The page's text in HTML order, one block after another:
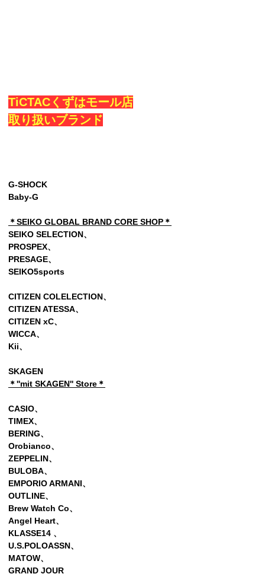
TiCTACくずはモール店
取り扱いブランド
G-SHOCK
Baby-G
＊SEIKO GLOBAL BRAND CORE SHOP＊
SEIKO SELECTION、
PROSPEX、
PRESAGE、
SEIKO5sports
CITIZEN COLELECTION、
CITIZEN ATESSA、
CITIZEN xC、
WICCA、
Kii、
SKAGEN
＊''mit SKAGEN'' Store＊
CASIO、
TIMEX、
BERING、
Orobianco、
ZEPPELIN、
BULOBA、
EMPORIO ARMANI、
OUTLINE、
Brew Watch Co、
Angel Heart、
KLASSE14 、
U.S.POLOASSN、
MATOW、
GRAND JOUR